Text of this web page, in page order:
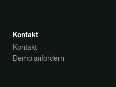
Kontakt
Kontakt
Demo anfordern